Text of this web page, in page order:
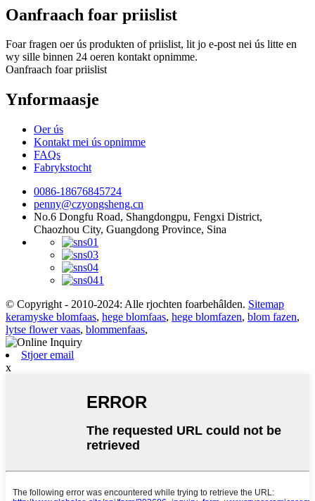
Oanfraach foar priislist
Foar fragen oer ús produkten of priislist, lit jo e-post nei ús litte en
wy sille binnen 24 oeren kontakt opnimme.
Oanfraach foar priislist
Ynformaasje
Oer ús
Kontakt mei ús opnimme
FAQs
Fabrykstocht
0086-18676845724
penny@czyongsheng.cn
No.6 Dongfu Road, Shangdongpu, Fengxi District,
Chaozhou City, Guangdong Province, Sina
© Copyright - 2010-2024: Alle rjochten foarbehâlden. Sitemap
keramyske blomfaas, hege blomfaas, hege blomfazen, blom fazen,
lytse flower vaas, blommenfaas,
Stjoer email
x